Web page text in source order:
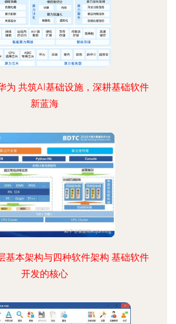
为 共筑AI基础设施，深耕基础软件
新蓝海
基本架构与四种软件架构 基础软件
开发的核心